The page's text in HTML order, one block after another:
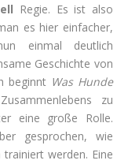
Regie. Es ist also
es hier einfacher,
einmal deutlich
Geschichte von
beginnt Was Hunde
zu
eine große Rolle.
gesprochen, wie
werden. Eine